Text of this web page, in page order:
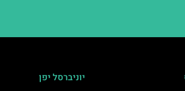
יוניברסל יפן